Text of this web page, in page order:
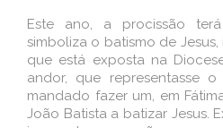
Este ano, a procissão
simboliza o batismo de
que está exposta na
andor, que representasse
mandado fazer um, em
João Batista a batizar Jesus.